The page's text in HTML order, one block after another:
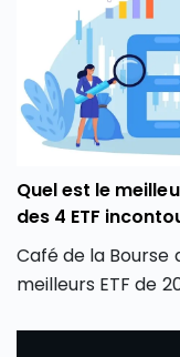
Quel est le
des 4 ETF
Café de la Bourse
meilleurs ETF de
plus pertinents